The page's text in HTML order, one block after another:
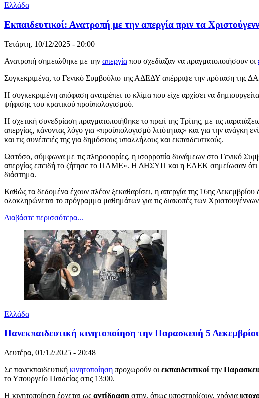
Ελλάδα
Εκπαιδευτικοί: Ανατροπή με την απεργία πριν τα
Τετάρτη, 10/12/2025 - 20:00
Ανατροπή σημειώθηκε με την απεργία που σχεδίαζαν να πραγματοποιήσουν οι
Συγκεκριμένα, το Γενικό Συμβούλιο της ΑΔΕΔΥ απέρριψε την πρόταση της
Η συγκεκριμένη απόφαση ανατρέπει το κλίμα που είχε αρχίσει να
ψήφισης του κρατικού προϋπολογισμού.
Η σχετική συνεδρίαση πραγματοποιήθηκε το πρωί της Τρίτης, με τις
απεργίας, κάνοντας λόγο για «προϋπολογισμό λιτότητας» και για την ανάγκη
και τις συνέπειές της για δημόσιους υπαλλήλους και εκπαιδευτικούς.
Ωστόσο, σύμφωνα με τις πληροφορίες, η ισορροπία δυνάμεων στο Γενικό
απεργίας επειδή το ζήτησε το ΠΑΜΕ». Η ΔΗΣΥΠ και η ΕΑΕΚ σημείωσαν ότι
διάστημα.
Καθώς τα δεδομένα έχουν πλέον ξεκαθαρίσει, η απεργία της 16ης
ολοκληρώνεται το πρόγραμμα μαθημάτων για τις διακοπές των
Διαβάστε περισσότερα...
Ελλάδα
Πανεκπαιδευτική κινητοποίηση την Παρασκευή 5
Δευτέρα, 01/12/2025 - 20:48
Σε πανεκπαιδευτική κινητοποίηση προχωρούν οι εκπαιδευτικοί την
το Υπουργείο Παιδείας στις 13:00.
Η κινητοποίηση έρχεται ως αντίδραση στην, όπως υποστηρίζουν, χρόνια